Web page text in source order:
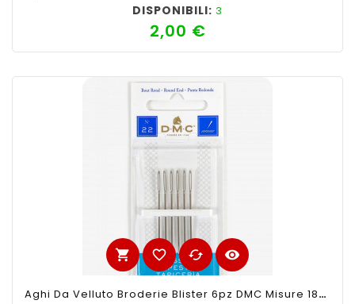
DISPONIBILI: 3
2,00 €Prezzo
shopping_cart favorite_border cached visibility
Aghi Da Velluto Broderie Blister 6pz DMC Misure 18-22 Con Punta